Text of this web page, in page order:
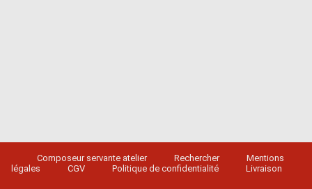
Composeur servante atelier Rechercher
Mentions
légales
CGV Politique de confidentialité Livraison